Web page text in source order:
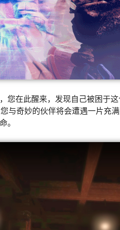
您在此醒来，发现自己被困于
与奇妙的伙伴将会遭遇一片充
。